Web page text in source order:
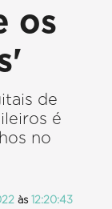
os
de
é
no
às12:20:43